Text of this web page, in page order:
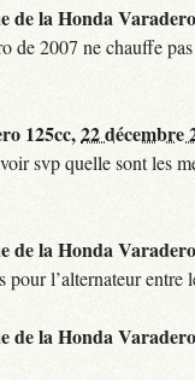
de la Honda
de 2007 ne chauffe
125cc,22 décembre
svp quelle sont les
de la Honda
pour l’alternateur
de la Honda